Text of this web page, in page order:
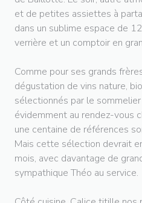
et de petites assiettes à
dans un sublime espace de
verrière et un comptoir en
Comme pour ses grands
dégustation de vins nature,
sélectionnés par le
évidemment au rendez-vous
une centaine de références
Mais cette sélection devrait
mois, avec davantage de
sympathique Théo au service.